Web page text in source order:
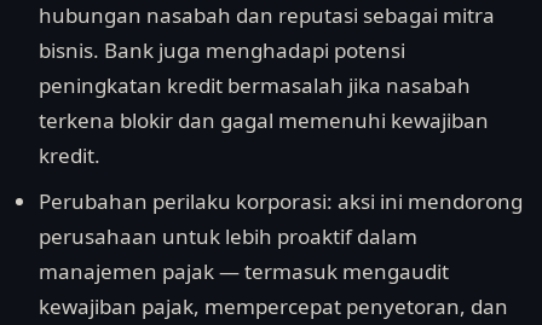
hubungan nasabah dan reputasi sebagai mitra
bisnis. Bank juga menghadapi potensi
peningkatan kredit bermasalah jika nasabah
terkena blokir dan gagal memenuhi kewajiban
kredit.
Perubahan perilaku korporasi: aksi ini mendorong
perusahaan untuk lebih proaktif dalam
manajemen pajak — termasuk mengaudit
kewajiban pajak, mempercepat penyetoran, dan